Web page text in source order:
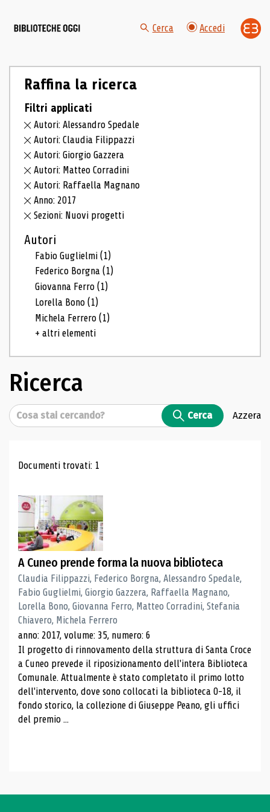
Cerca Accedi
Raffina la ricerca
Filtri applicati
Autori: Alessandro Spedale
Autori: Claudia Filippazzi
Autori: Giorgio Gazzera
Autori: Matteo Corradini
Autori: Raffaella Magnano
Anno: 2017
Sezioni: Nuovi progetti
Autori
Fabio Guglielmi(1)
Federico Borgna(1)
Giovanna Ferro(1)
Lorella Bono(1)
Michela Ferrero(1)
+ altri elementi
Ricerca
Cerca Cerca Azzera
Risultati di ricerca
Documenti trovati: 1
A Cuneo prende forma la nuova biblioteca
Claudia Filippazzi, Federico Borgna, Alessandro Spedale,
Fabio Guglielmi, Giorgio Gazzera, Raffaella Magnano,
Lorella Bono, Giovanna Ferro, Matteo Corradini, Stefania
Chiavero, Michela Ferrero
anno: 2017, volume: 35, numero: 6
Il progetto di rinnovamento della struttura di Santa Croce
a Cuneo prevede il riposizionamento dell'intera Biblioteca
Comunale. Attualmente è stato completato il primo lotto
dell'intervento, dove sono collocati la biblioteca 0-18, il
fondo storico, la collezione di Giuseppe Peano, gli uffici
del premio ...